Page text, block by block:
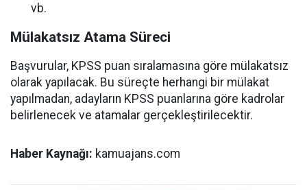
vb.
Mülakatsız Atama Süreci
Başvurular, KPSS puan sıralamasına göre mülakatsız
olarak yapılacak. Bu süreçte herhangi bir mülakat
yapılmadan, adayların KPSS puanlarına göre kadrolar
belirlenecek ve atamalar gerçekleştirilecektir.
Haber Kaynağı: kamuajans.com